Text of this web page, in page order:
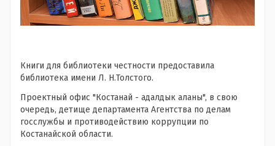
Книги для библиотеки честности предоставила
библиотека имени Л. Н.Толстого.
Проектный офис "Костанай - адалдык аланы", в свою
очередь, детище департамента Агентства по делам
госслужбы и противодействию коррупции по
Костанайской области.